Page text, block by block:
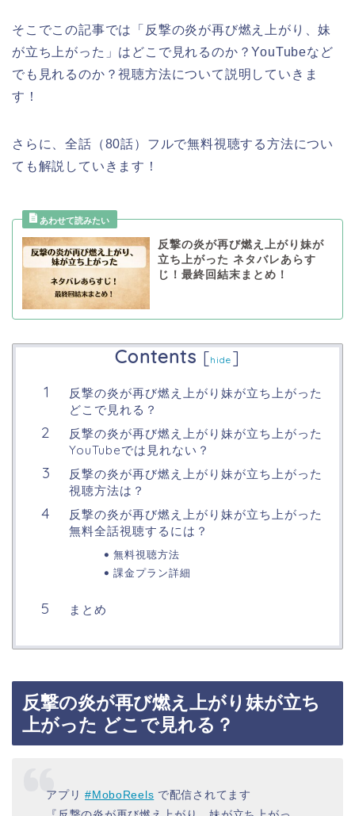
そこでこの記事では
「反撃の炎が再び燃え上がり、妹
が立ち上がった」 はどこで見れるのか？YouTubeなど
でも見れるのか？視聴方法について説明していきま
す！
さらに、全話（80話）フルで無料視聴する方法につい
ても解説していきます！
反撃の炎が再び燃え上がり妹が
立ち上がった ネタバレあらす
じ！最終回結末まとめ！
Contents [hide ]
反撃の炎が再び燃え上がり妹が立ち上がった
どこで見れる？
反撃の炎が再び燃え上がり妹が立ち上がった
YouTubeでは見れない？
反撃の炎が再び燃え上がり妹が立ち上がった
視聴方法は？
反撃の炎が再び燃え上がり妹が立ち上がった
無料全話視聴するには？
無料視聴方法
課金プラン詳細
まとめ
反撃の炎が再び燃え上がり妹が立ち
上がった どこで見れる？
アプリ#MoboReels で配信されてます